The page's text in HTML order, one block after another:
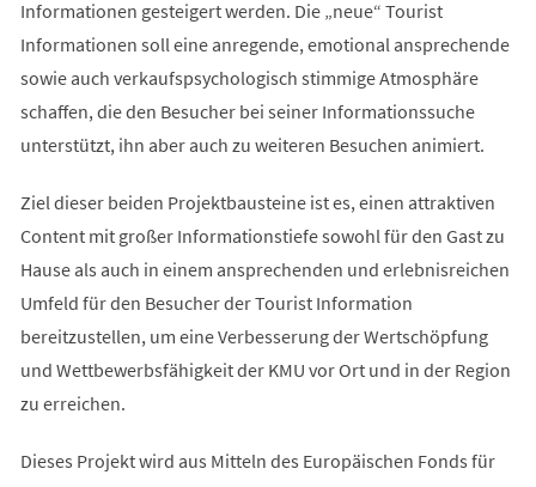
Informationen gesteigert werden. Die „neue“ Tourist
Informationen soll eine anregende, emotional ansprechende
sowie auch verkaufspsychologisch stimmige Atmosphäre
schaffen, die den Besucher bei seiner Informationssuche
unterstützt, ihn aber auch zu weiteren Besuchen animiert.
Ziel dieser beiden Projektbausteine ist es, einen attraktiven
Content mit großer Informationstiefe sowohl für den Gast zu
Hause als auch in einem ansprechenden und erlebnisreichen
Umfeld für den Besucher der Tourist Information
bereitzustellen, um eine Verbesserung der Wertschöpfung
und Wettbewerbsfähigkeit der KMU vor Ort und in der Region
zu erreichen.
Dieses Projekt wird aus Mitteln des Europäischen Fonds für